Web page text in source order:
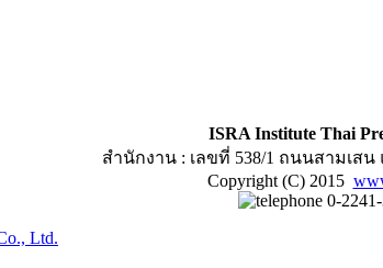
ISRA Institute Thai
สำนักงาน : เลขที่ 538/1 ถนนสามเส
Copyright (C) 2015
0-
Ltd.